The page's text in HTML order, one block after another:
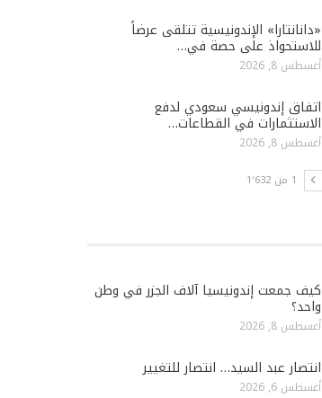
«دانانتارا» الإندونيسية تتلقى عرضاً
للاستحواذ على حصة في…
أغسطس 8, 2026
اتفاق إندونيسي سعودي لدفع
الاستثمارات في القطاعات…
أغسطس 8, 2026
1 من 1٬632
كيف جمعت إندونيسيا آلاف الجزر في وطن
واحد؟
أغسطس 8, 2026
انتصار عبد السيد… انتصار للتغيير
أغسطس 6, 2026